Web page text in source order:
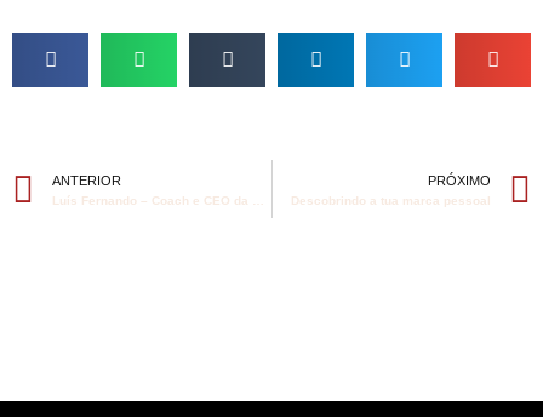
ANTERIOR PRÓXIMO
Descobrindo a tua marca pessoal